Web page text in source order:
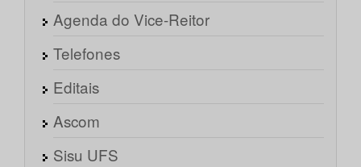
Agenda do Vice-Reitor
Telefones
Editais
Ascom
Sisu UFS